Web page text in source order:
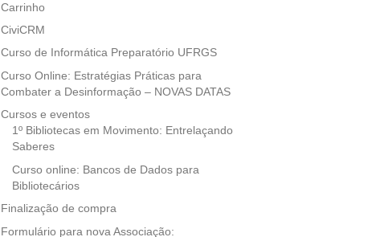
Carrinho
CiviCRM
Curso de Informática Preparatório UFRGS
Curso Online: Estratégias Práticas para
Combater a Desinformação – NOVAS DATAS
Cursos e eventos
1º Bibliotecas em Movimento: Entrelaçando
Saberes
Curso online: Bancos de Dados para
Bibliotecários
Finalização de compra
Formulário para nova Associação: